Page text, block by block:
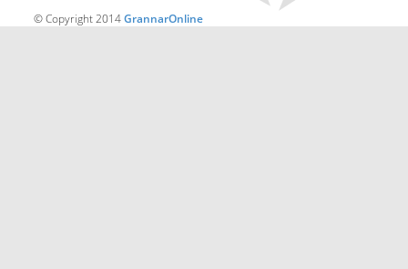
© Copyright 2014GrannarOnline